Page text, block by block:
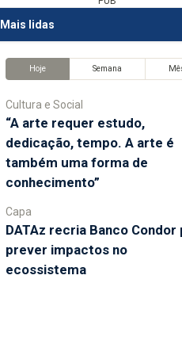
Mais lidas
Hoje Semana
Cultura e Social
“A arte requer estudo,
dedicação, tempo. A arte é
também uma forma de
conhecimento”
Capa
DATAz recria Banco Condor
prever impactos no
ecossistema